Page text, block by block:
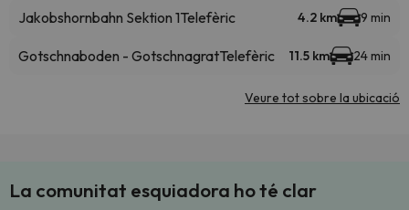
Jakobshornbahn Sektion 1Telefèric 4.2 km 9 min
Gotschnaboden - GotschnagratTelefèric 11.5 km 24 min
Veure tot sobre la ubicació
La comunitat esquiadora ho té clar